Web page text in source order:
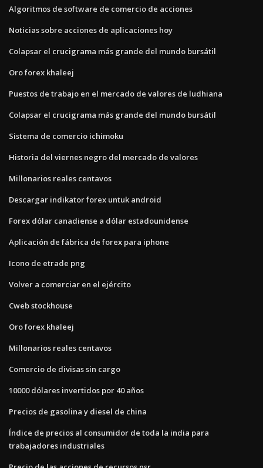
Algoritmos de software de comercio de acciones
Noticias sobre acciones de aplicaciones hoy
Colapsar el crucigrama más grande del mundo bursátil
Oro forex khaleej
Puestos de trabajo en el mercado de valores de ludhiana
Colapsar el crucigrama más grande del mundo bursátil
Sistema de comercio ichimoku
Historia del viernes negro del mercado de valores
Millonarios reales centavos
Descargar indikator forex untuk android
Forex dólar canadiense a dólar estadounidense
Aplicación de fábrica de forex para iphone
Icono de etrade png
Volver a comerciar en el ejército
Cweb stockhouse
Oro forex khaleej
Millonarios reales centavos
Comercio de divisas sin cargo
10000 dólares invertidos por 40 años
Precios de gasolina y diesel de china
Índice de precios al consumidor de toda la india para
trabajadores industriales